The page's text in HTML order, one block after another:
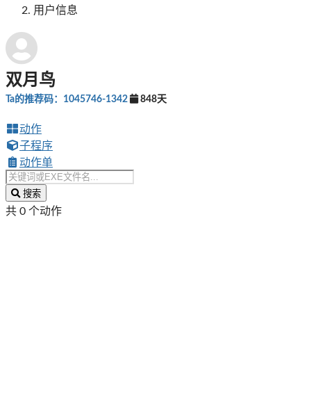
用户信息
双月鸟
Ta的推荐码：1045746-1342 848天
动作
子程序
动作单
搜索
共 0 个动作